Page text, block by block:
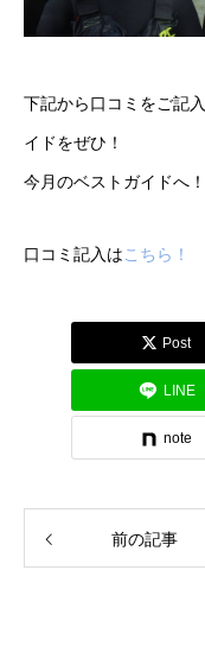
下記から口コミをご記
イドをぜひ！
今月のベストガイドへ！
口コミ記入は こちら！
Post
LINE
note
前の記事